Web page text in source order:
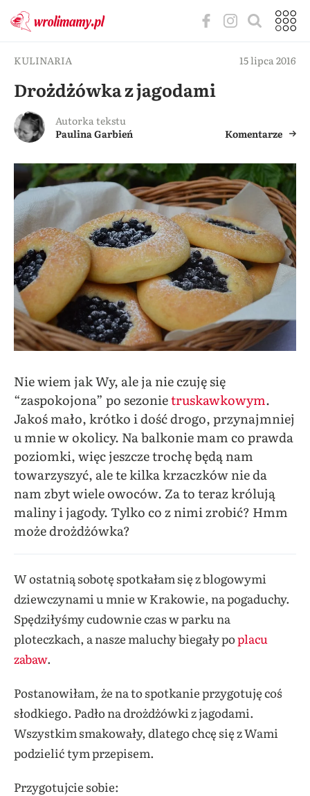
KULINARIA 15 lipca 2016
Drożdżówka z jagodami
Autorka tekstu
Paulina Garbień
Komentarze
Nie wiem jak Wy, ale ja nie czuję się
“zaspokojona” po sezonietruskawkowym.
Jakoś mało, krótko i dość drogo, przynajmniej
u mnie w okolicy. Na balkonie mam co prawda
poziomki, więc jeszcze trochę będą nam
towarzyszyć, ale te kilka krzaczków nie da
nam zbyt wiele owoców. Za to teraz królują
maliny i jagody. Tylko co z nimi zrobić? Hmm
może drożdżówka?
W ostatnią sobotę spotkałam się z blogowymi
dziewczynami u mnie w Krakowie, na pogaduchy.
Spędziłyśmy cudownie czas w parku na
ploteczkach, a nasze maluchy biegały poplacu
zabaw.
Postanowiłam, że na to spotkanie przygotuję coś
słodkiego. Padło na drożdżówki z jagodami.
Wszystkim smakowały, dlatego chcę się z Wami
podzielić tym przepisem.
Przygotujcie sobie: